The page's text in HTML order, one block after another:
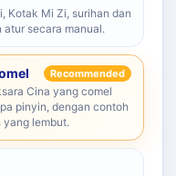
Kotak Mi Zi, surihan dan
secara manual.
Recommended
Cina yang comel
pinyin, dengan contoh
yang lembut.